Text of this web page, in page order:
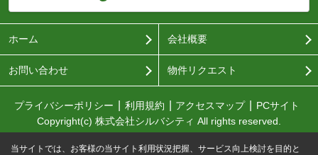
ホーム 会社概要
お問い合わせ 物件リクエスト
プライバシーポリシー 利用規約 アクセスマップ
PCサイト
Copyright(c) 株式会社シルバシティ All rights reserved.
当サイトでは、お客様の当サイト利用状況把握、サービス向上検討を目的と